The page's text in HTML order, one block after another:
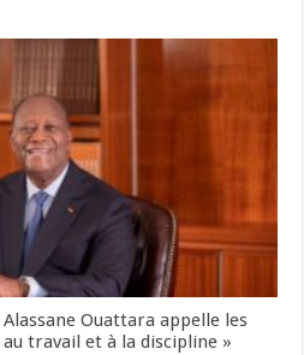
Ouattara appelle les
travail et à la discipline »